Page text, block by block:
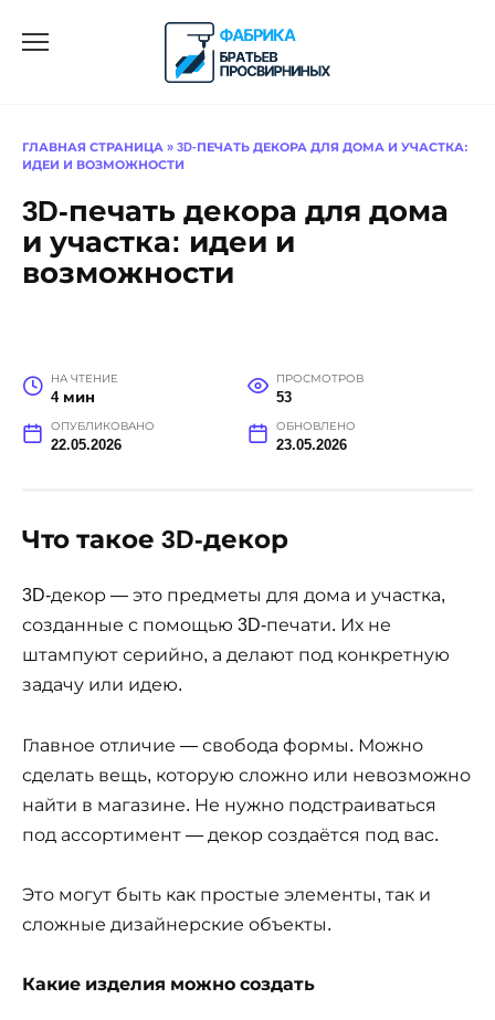
ГЛАВНАЯ СТРАНИЦА » 3D-ПЕЧАТЬ ДЕКОРА ДЛЯ ДОМА И УЧАСТКА:
ИДЕИ И ВОЗМОЖНОСТИ
3D-печать декора для дома
и участка: идеи и
возможности
НА ЧТЕНИЕ
4 мин
ПРОСМОТРОВ
53
ОПУБЛИКОВАНО
22.05.2026
ОБНОВЛЕНО
23.05.2026
Что такое 3D-декор
3D-декор — это предметы для дома и участка,
созданные с помощью 3D-печати. Их не
штампуют серийно, а делают под конкретную
задачу или идею.
Главное отличие — свобода формы. Можно
сделать вещь, которую сложно или невозможно
найти в магазине. Не нужно подстраиваться
под ассортимент — декор создаётся под вас.
Это могут быть как простые элементы, так и
сложные дизайнерские объекты.
Какие изделия можно создать